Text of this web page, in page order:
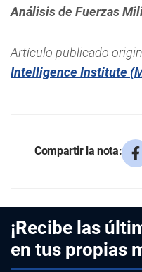
Análisis de Fuerzas
Artículo publicado
Intelligence Institute
Compartir la nota:
¡Recibe las
en tus propias